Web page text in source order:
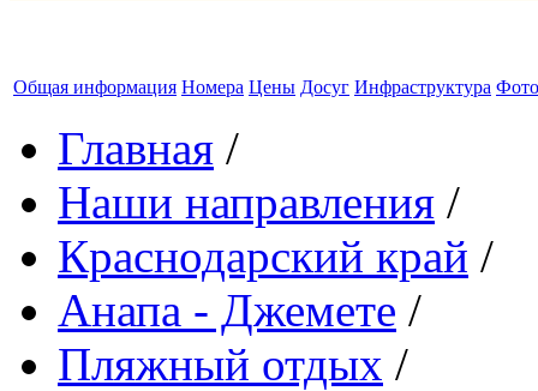
Общая информация Номера Цены Досуг Инфраструктура Фото
Главная /
Наши направления /
Краснодарский край /
Анапа - Джемете /
Пляжный отдых /